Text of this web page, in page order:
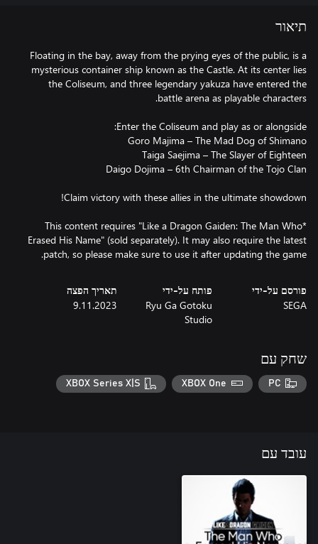
תיאור
Floating in the bay, away from the prying eyes of the public, is a
mysterious container ship known as the Castle. At its center lies
the Coliseum, and three legendary yakuza have entered the
*This content requires "Like a Dragon Gaiden: The Man Who
Erased His Name" (sold separately). It may also require the latest
patch, so please make sure to use it after updating the game.
פורסם על-ידי
SEGA
פותח על-ידי
Ryu Ga Gotoku
Studio
תאריך הפצה
9.11.2023
שחק עם
PC
XBOX One
XBOX Series X|S
עובד עם